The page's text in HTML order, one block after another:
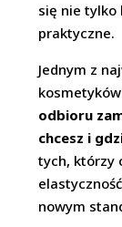
się nie tylko
praktyczne.
Jednym z
odbioru
chcesz i
tych, którzy
nowym